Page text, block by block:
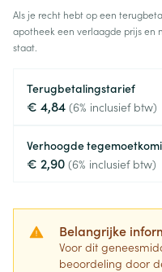
Als je recht hebt op een
apotheek een verlaagde prijs en
staat.
Terugbetalingstarief
€ 4,84 (6% inclusief btw)
Verhoogde
€ 2,90 (6% inclusief btw)
Belangrijke
Voor dit
beoordeling door